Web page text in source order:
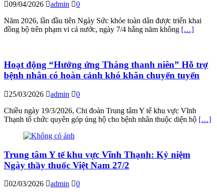
09/04/2026 admin
0
Năm 2026, lần đầu tiên Ngày Sức khỏe toàn dân được triển khai
đồng bộ trên phạm vi cả nước, ngày 7/4 hằng năm không […]
Hoạt động “Hưởng ứng Tháng thanh niên” Hỗ trợ
bệnh nhân có hoàn cảnh khó khăn chuyển tuyến
25/03/2026 admin
0
Chiều ngày 19/3/2026, Chi đoàn Trung tâm Y tế khu vực Vĩnh
Thạnh tổ chức quyên góp ủng hộ cho bệnh nhân thuộc diện hộ […]
Trung tâm Y tế khu vực Vĩnh Thạnh: Kỷ niệm
Ngày thầy thuốc Việt Nam 27/2
02/03/2026 admin
0